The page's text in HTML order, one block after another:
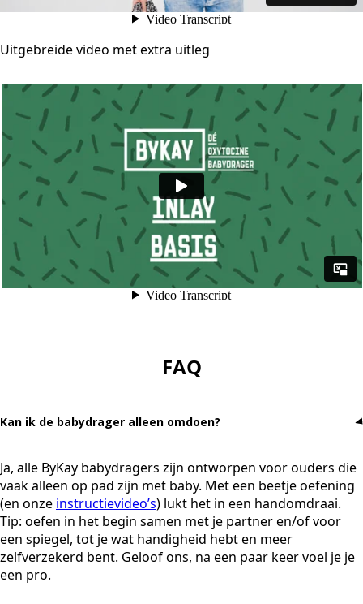
Uitgebreide video met extra uitleg
FAQ
Kan ik de babydrager alleen omdoen?
Ja, alle ByKay babydragers zijn ontworpen voor ouders die
vaak alleen op pad zijn met baby. Met een beetje oefening
(en onze instructievideo’s) lukt het in een handomdraai.
Tip: oefen in het begin samen met je partner en/of voor
een spiegel, tot je wat handigheid hebt en meer
zelfverzekerd bent. Geloof ons, na een paar keer voel je je
een pro.